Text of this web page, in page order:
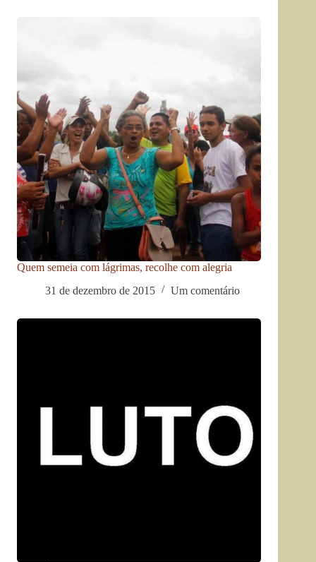
Quem semeia com lágrimas, recolhe com alegria
31 de dezembro de 2015
Um comentário